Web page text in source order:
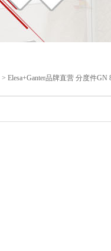
> Elesa+Ganter品牌直营 分度件